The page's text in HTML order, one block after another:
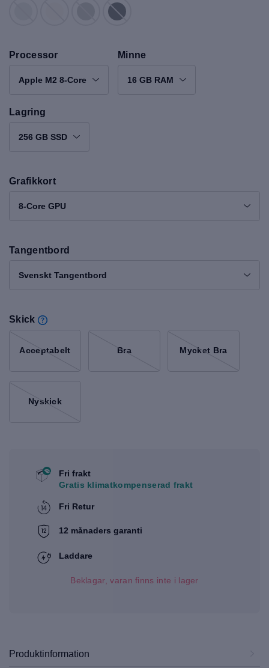
Processor
Apple M2 8-Core
Minne
16 GB RAM
Lagring
256 GB SSD
Grafikkort
8-Core GPU
Tangentbord
Svenskt Tangentbord
Skick
Acceptabelt Bra Mycket Bra
Nyskick
Fri frakt
Gratis klimatkompenserad frakt
Fri Retur
12 månaders garanti
Laddare
Beklagar, varan finns inte i lager
Produktinformation